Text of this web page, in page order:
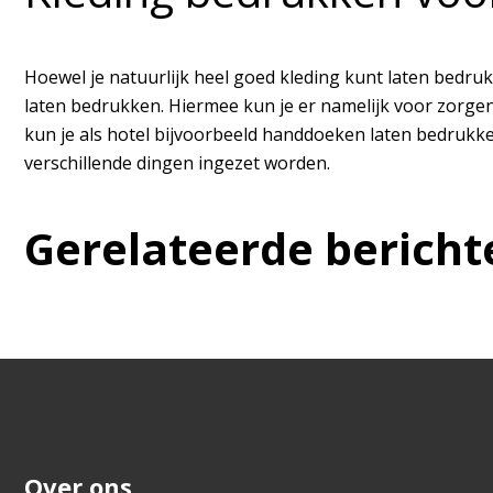
Hoewel je natuurlijk heel goed kleding kunt laten
laten bedrukken. Hiermee kun je er namelijk voor
kun je als hotel bijvoorbeeld handdoeken laten
verschillende dingen ingezet worden.
Gerelateerde
Over ons